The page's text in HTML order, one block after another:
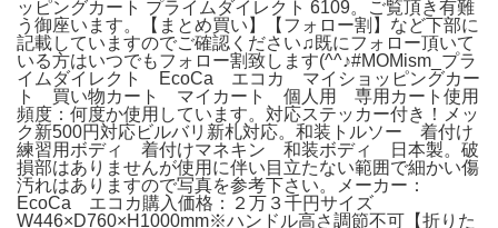
ッピングカート プライムダイレクト 6109。ご覧頂き有難
う御座います。【まとめ買い】【フォロー割】など下部に
記載していますのでご確認ください♫既にフォロー頂いて
いる方はいつでもフォロー割致します(^^♪#MOMism_プラ
イムダイレクト EcoCa エコカ マイショッピングカー
ト 買い物カート マイカート 個人用 専用カート使用
頻度：何度か使用しています。対応ステッカー付き！メッ
ク新500円対応ビルバリ新札対応。和装トルソー 着付け
練習用ボディ 着付けマネキン 和装ボディ 日本製。破
損部はありませんが使用に伴い目立たない範囲で細かい傷
汚れはありますので写真を参考下さい。メーカー：
EcoCa エコカ購入価格：２万３千円サイズ
W446×D760×H1000mm※ハンドル高さ調節不可【折りた